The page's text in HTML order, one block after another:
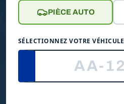
PIÈCE AUTO
SÉLECTIONNEZ VOTRE VÉHICULE